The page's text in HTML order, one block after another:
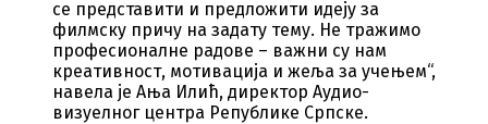
се представити и предложити идеју за
филмску причу на задату тему. Не тражимо
професионалне радове – важни су нам
креативност, мотивација и жеља за учењем“,
навела је Ања Илић, директор Аудио-
визуелног центра Републике Српске.